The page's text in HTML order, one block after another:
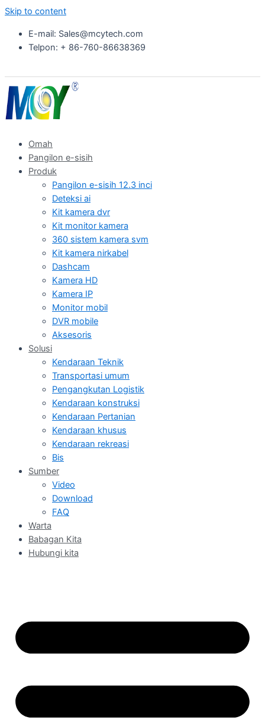
Skip to content
E-mail: Sales@mcytech.com
Telpon: + 86-760-86638369
Omah
Pangilon e-sisih
Produk
Pangilon e-sisih 12.3 inci
Deteksi ai
Kit kamera dvr
Kit monitor kamera
360 sistem kamera svm
Kit kamera nirkabel
Dashcam
Kamera HD
Kamera IP
Monitor mobil
DVR mobile
Aksesoris
Solusi
Kendaraan Teknik
Transportasi umum
Pengangkutan Logistik
Kendaraan konstruksi
Kendaraan Pertanian
Kendaraan khusus
Kendaraan rekreasi
Bis
Sumber
Video
Download
FAQ
Warta
Babagan Kita
Hubungi kita